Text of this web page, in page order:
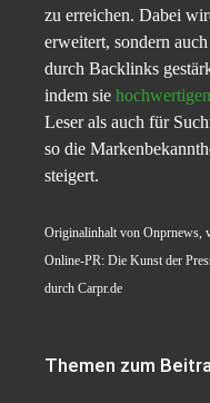
zu erreichen. Dabei
erweitert, sondern
durch Backlinks
indem sie
Leser als auch für
so die
steigert.
Originalinhalt von Onprnews,
Online-PR: Die Kunst der
durch Carpr.de
Themen zum